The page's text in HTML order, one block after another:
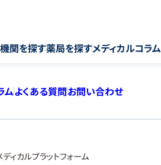
関を探す薬局を探すメディカルコラム
ムよくある質問お問い合わせ
ディカルプラットフォーム